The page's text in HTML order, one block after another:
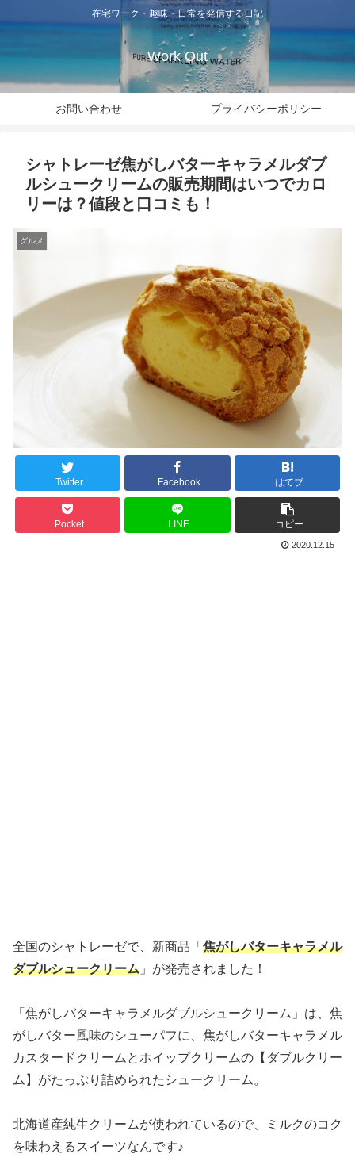
在宅ワーク・趣味・日常を発信する日記
Work Out
お問い合わせ プライバシーポリシー
シャトレーゼ焦がしバターキャラメルダブ
ルシュークリームの販売期間はいつでカロ
リーは？値段と口コミも！
グルメ
Twitter Facebook はてブ
Pocket LINE コピー
2020.12.15
全国のシャトレーゼで、新商品「 焦がしバターキャラメル
ダブルシュークリーム 」が発売されました！
「焦がしバターキャラメルダブルシュークリーム」は、焦
がしバター風味のシューパフに、焦がしバターキャラメル
カスタードクリームとホイップクリームの【ダブルクリー
ム】がたっぷり詰められたシュークリーム。
北海道産純生クリームが使われているので、ミルクのコク
を味わえるスイーツなんです♪